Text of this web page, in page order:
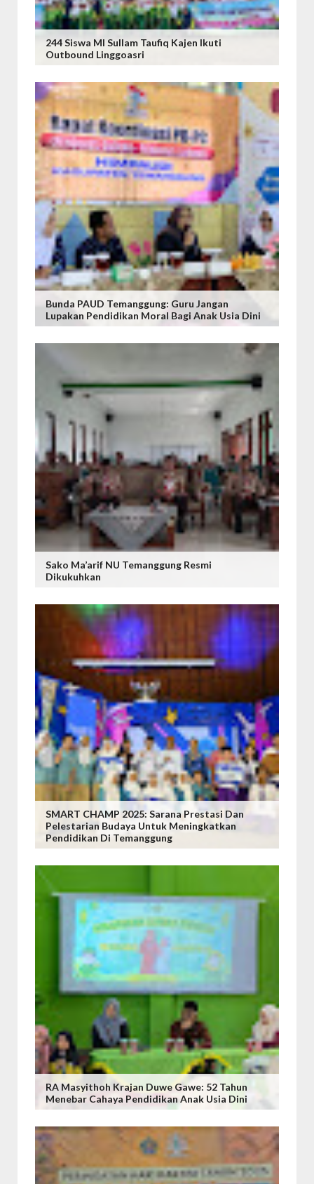
244 Siswa MI Sullam Taufiq Kajen Ikuti
Outbound Linggoasri
Bunda PAUD Temanggung: Guru Jangan
Lupakan Pendidikan Moral Bagi Anak Usia Dini
Sako Ma’arif NU Temanggung Resmi
Dikukuhkan
SMART CHAMP 2025: Sarana Prestasi Dan
Pelestarian Budaya Untuk Meningkatkan
Pendidikan Di Temanggung
RA Masyithoh Krajan Duwe Gawe: 52 Tahun
Menebar Cahaya Pendidikan Anak Usia Dini